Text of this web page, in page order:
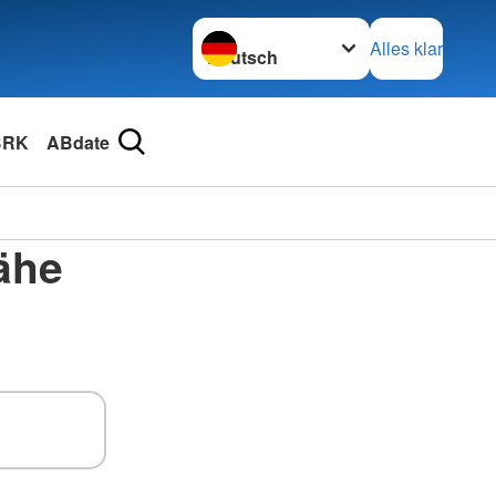
Sprache wechseln zu
Alles klar
ABdate